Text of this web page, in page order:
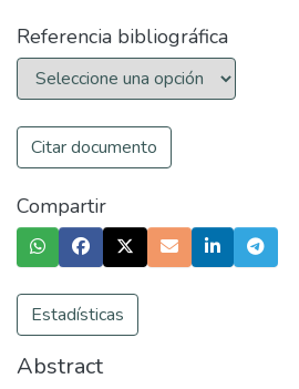
Referencia bibliográfica
Citar documento
Compartir
Estadísticas
Abstract